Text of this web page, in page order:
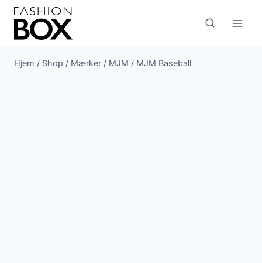
Fortsæt
indhold
Hjem / Shop / Mærker / MJM / MJM Baseball